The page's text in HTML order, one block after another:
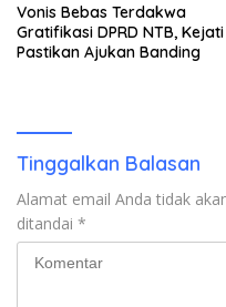
Vonis Bebas Terdakwa
Gratifikasi DPRD NTB, Kejati
Pastikan Ajukan Banding
Tinggalkan Balasan
Alamat email Anda tidak
ditandai *